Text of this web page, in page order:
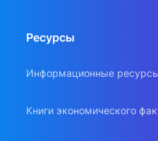
Ресурсы
Информационные
Книги экономического